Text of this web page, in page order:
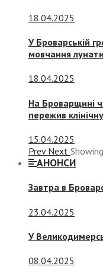
18.04.2025
У Броварській
мовчання
18.04.2025
На Броварщині
пережив
15.04.2025
Prev Next Showing
АНОНСИ
Завтра в
23.04.2025
У
08.04.2025